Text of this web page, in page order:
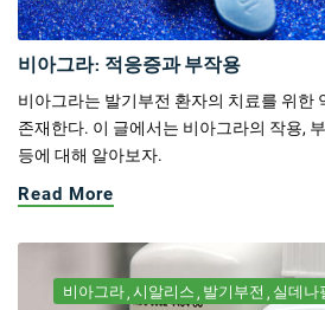
비아그라: 적응증과 부작용
비아그라는 발기부전 환자의 치료를 위한
존재한다. 이 글에서는 비아그라의 작용,
등에 대해 알아보자.
Read More
비아그라 시알리스 발기부전 실데나